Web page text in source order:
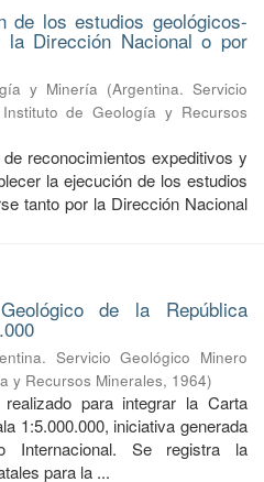
de los estudios geológicos-
Dirección Nacional o por
y Minería (Argentina. Servicio
de Geología y Recursos
reconocimientos expeditivos y
la ejecución de los estudios
tanto por la Dirección Nacional
de la República
Servicio Geológico Minero
y Recursos Minerales, 1964)
para integrar la Carta
1:5.000.000, iniciativa generada
Internacional. Se registra la
para la ...